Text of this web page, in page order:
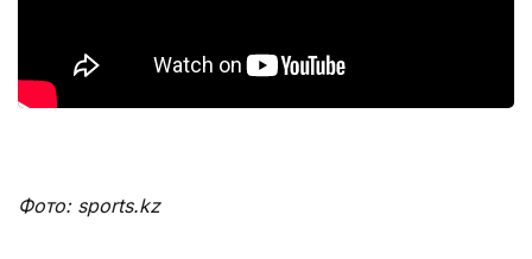
Фото: sports.kz